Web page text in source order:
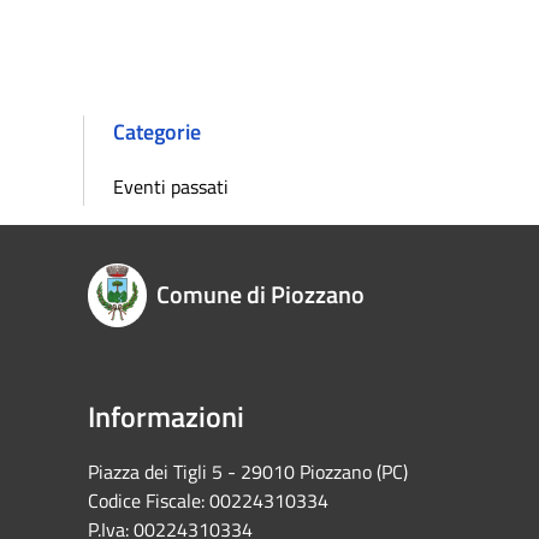
Categorie
Eventi passati
Comune di Piozzano
Informazioni
Piazza dei Tigli 5 - 29010 Piozzano (PC)
Codice Fiscale: 00224310334
P.Iva: 00224310334